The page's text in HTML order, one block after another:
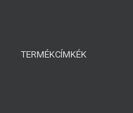
TERMÉKCÍMKÉK